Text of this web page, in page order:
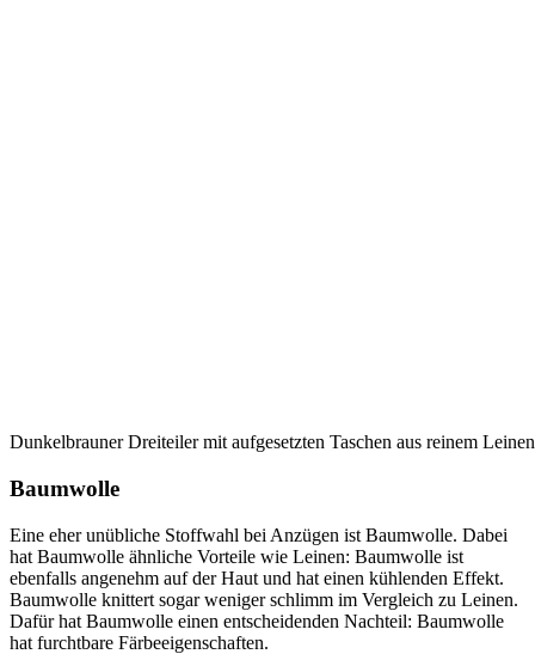
Dunkelbrauner Dreiteiler mit aufgesetzten Taschen aus reinem Leinen
Baumwolle
Eine eher unübliche Stoffwahl bei Anzügen ist Baumwolle. Dabei
hat Baumwolle ähnliche Vorteile wie Leinen: Baumwolle ist
ebenfalls angenehm auf der Haut und hat einen kühlenden Effekt.
Baumwolle knittert sogar weniger schlimm im Vergleich zu Leinen.
Dafür hat Baumwolle einen entscheidenden Nachteil: Baumwolle
hat furchtbare Färbeeigenschaften.